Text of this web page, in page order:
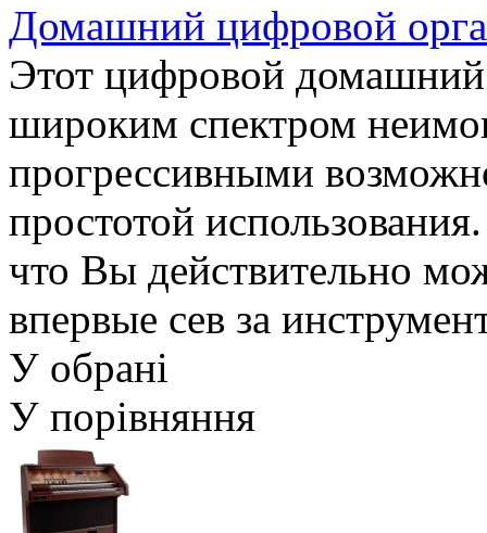
Домашний цифровой
Этот цифровой домашний
широким спектром
прогрессивными
простотой
что Вы действительно
впервые сев за
У обрані
У порівняння